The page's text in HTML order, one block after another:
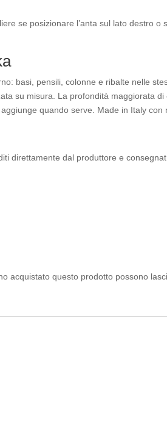
se posizionare l’anta sul lato destro o
basi, pensili, colonne e ribalte nelle
su misura. La profondità maggiorata di
quando serve. Made in Italy con
direttamente dal produttore e
acquistato questo prodotto possono